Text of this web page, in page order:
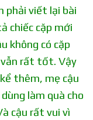
phải viết lại bài
chiếc cặp mới
không có cặp
vẫn rất tốt. Vậy
thêm, mẹ cậu
làm quà cho
cậu rất vui vì